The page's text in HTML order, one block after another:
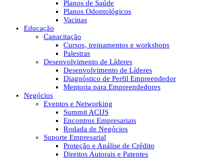
Planos de Saúde
Planos Odontológicos
Vacinas
Educação
Capacitação
Cursos, treinamentos e workshops
Palestras
Desenvolvimento de Líderes
Desenvolvimento de Líderes
Diagnóstico de Perfil Empreendedor
Mentoria para Empreendedores
Negócios
Eventos e Networking
Summit ACIJS
Encontros Empresariais
Rodada de Negócios
Suporte Empresarial
Proteção e Análise de Crédito
Direitos Autorais e Patentes